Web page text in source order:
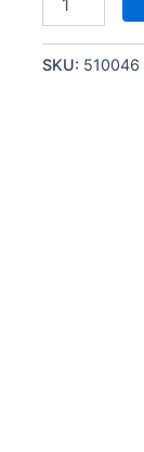
SKU: 510046